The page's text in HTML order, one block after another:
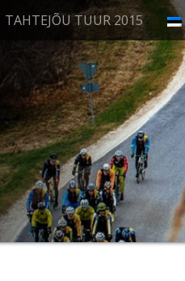
TAHTEJÕU TUUR 2015